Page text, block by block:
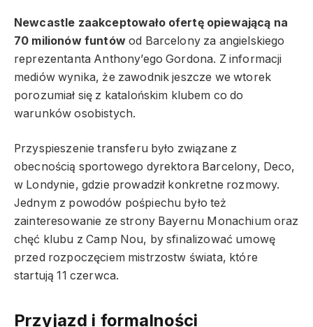
Newcastle zaakceptowało ofertę opiewającą na
70 milionów funtówod Barcelony za angielskiego
reprezentanta Anthony’ego Gordona. Z informacji
mediów wynika, że zawodnik jeszcze we wtorek
porozumiał się z katalońskim klubem co do
warunków osobistych.
Przyspieszenie transferu było związane z
obecnością sportowego dyrektora Barcelony, Deco,
w Londynie, gdzie prowadził konkretne rozmowy.
Jednym z powodów pośpiechu było też
zainteresowanie ze strony Bayernu Monachium oraz
chęć klubu z Camp Nou, by sfinalizować umowę
przed rozpoczęciem mistrzostw świata, które
startują 11 czerwca.
Przyjazd i formalności